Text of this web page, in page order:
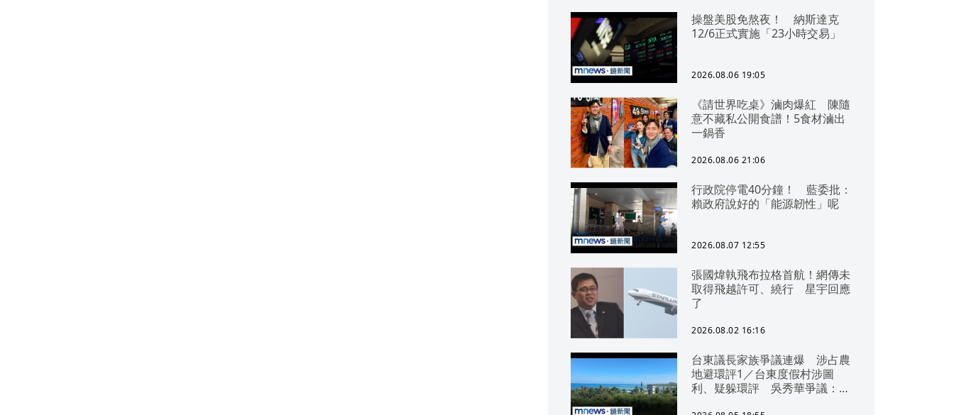
操盤美股免熬夜！ 納斯達克
12/6正式實施「23小時交易」
2026.08.06 19:05
《請世界吃桌》滷肉爆紅 陳隨
意不藏私公開食譜！5食材滷出
一鍋香
2026.08.06 21:06
行政院停電40分鐘！ 藍委批：
賴政府說好的「能源韌性」呢
2026.08.07 12:55
張國煒執飛布拉格首航！網傳未
取得飛越許可、繞行 星宇回應
了
2026.08.02 16:16
台東議長家族爭議連爆 涉占農
地避環評1／台東度假村涉圖
利、疑躲環評 吳秀華爭議：概